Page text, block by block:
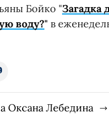
Бойко "Загадка
воду?" в
Оксана Лебедина